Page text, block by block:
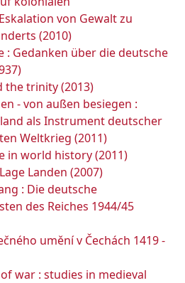
von Gewalt zu
(2010)
: Gedanken über die deutsche
the trinity (2013)
- von außen besiegen :
als Instrument deutscher
Weltkrieg (2011)
in world history (2011)
Landen (2007)
: Die deutsche
des Reiches 1944/45
umění v Čechách 1419 -
war : studies in medieval